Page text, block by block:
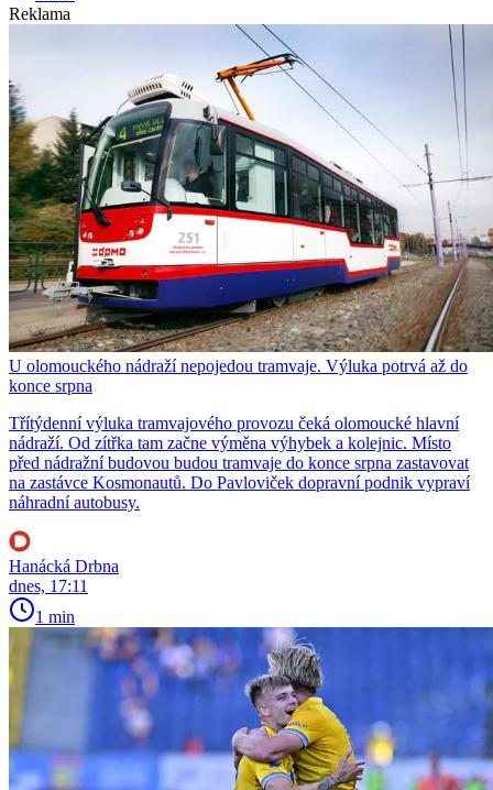
Reklama
U olomouckého nádraží nepojedou tramvaje. Výluka potrvá až do
konce srpna
Třítýdenní výluka tramvajového provozu čeká olomoucké hlavní
nádraží. Od zítřka tam začne výměna výhybek a kolejnic. Místo
před nádražní budovou budou tramvaje do konce srpna zastavovat
na zastávce Kosmonautů. Do Pavloviček dopravní podnik vypraví
náhradní autobusy.
Hanácká Drbna
dnes, 17:11
1 min